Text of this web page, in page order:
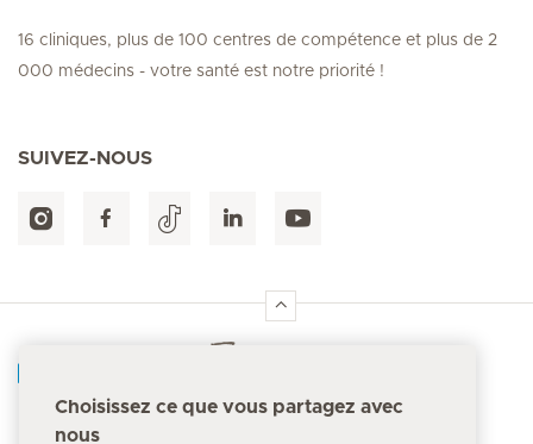
16 cliniques, plus de 100 centres de compétence et plus de 2
000 médecins - votre santé est notre priorité !
SUIVEZ-NOUS
Numéro d'urgence
Choisissez ce que vous partagez avec
nous